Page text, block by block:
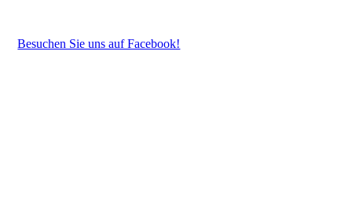
Besuchen Sie uns auf Facebook!